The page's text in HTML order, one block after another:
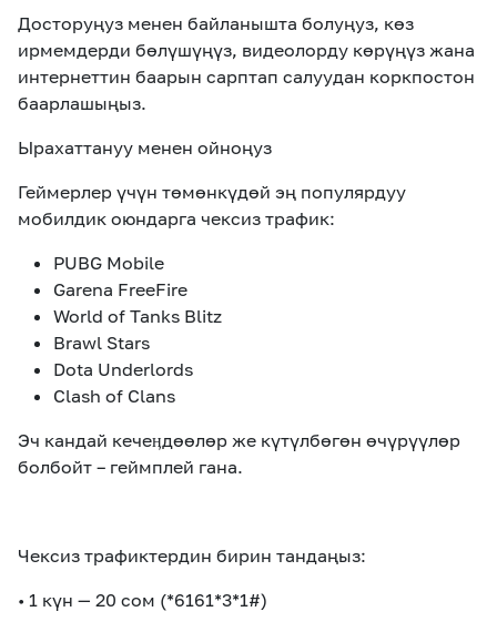
Досторуңуз менен байланышта болуңуз, көз
ирмемдерди бөлүшүңүз, видеолорду көрүңүз жана
интернеттин баарын сарптап салуудан коркпостон
баарлашыңыз.
Ырахаттануу менен ойноңуз
Геймерлер үчүн төмөнкүдөй эң популярдуу
мобилдик оюндарга чексиз трафик:
PUBG Mobile
Garena FreeFire
World of Tanks Blitz
Brawl Stars
Dota Underlords
Clash of Clans
Эч кандай кечеӊдөөлөр же күтүлбөгөн өчүрүүлөр
болбойт – геймплей гана.
Чексиз трафиктердин бирин тандаңыз:
• 1 күн — 20 сом (*6161*3*1#)